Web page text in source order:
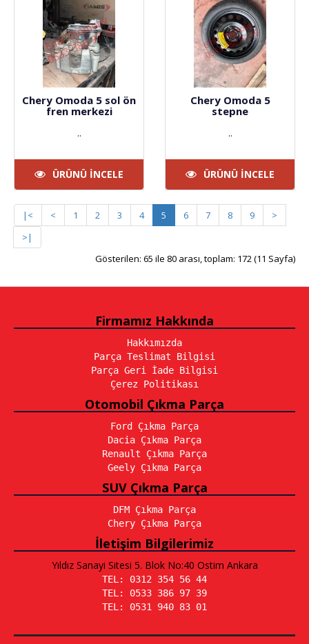
Chery Omoda 5 sol ön
fren merkezi
..
ÜRÜNÜ İNCELE
Chery Omoda 5
stepne
..
ÜRÜNÜ İNCELE
|< < 1 2 3 4 5 6 7 8 9
>
>|
Gösterilen: 65 ile 80 arası, toplam: 172 (11 Sayfa)
Firmamız Hakkında
Hakkımızda
Parça Teslimat Bilgisi
Parça Geri İade Bilgisi
Çerez Politikası
Otomobil Çıkma Parça
Ford Çıkma Parça
Dacia Çıkma Parça
Renault Çıkma Parça
Geely Çıkma Parça
SUV Çıkma Parça
DFM Çıkma Parça
Chery Çıkma Parça
İletişim Bilgilerimiz
Yıldız Sanayi Sitesi 5. Blok No:40 Ostim Ankara
TEL: 0312 354 56 44
TEL: 0533 386 97 39
TEL: 0531 940 83 01